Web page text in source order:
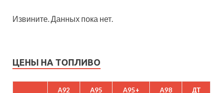
Извините. Данных пока нет.
ЦЕНЫ НА ТОПЛИВО
A92 A95 A95+ A98 ДТ